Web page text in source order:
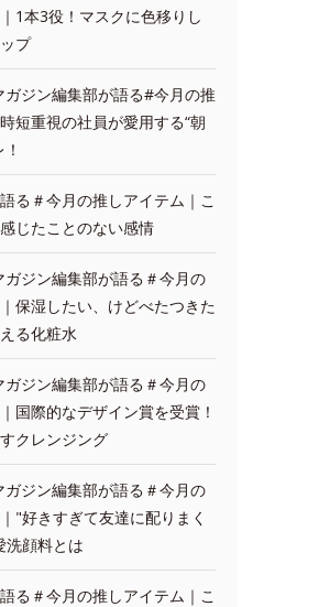
1本3役！マスクに色移りし
プ
ガジン編集部が語る#今月の推
短重視の社員が愛用する“朝
る＃今月の推しアイテム｜こ
じたことのない感情
ガジン編集部が語る＃今月の
保湿したい、けどべたつきた
る化粧水
ガジン編集部が語る＃今月の
国際的なデザイン賞を受賞！
クレンジング
ガジン編集部が語る＃今月の
"好きすぎて友達に配りまく
洗顔料とは
る＃今月の推しアイテム｜こ